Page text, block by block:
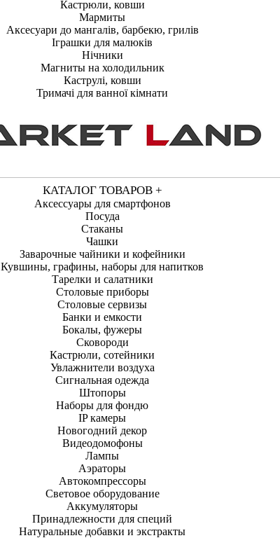
Кастрюли, ковши
Мармиты
Аксесуари до мангалів, барбекю, грилів
Іграшки для малюків
Нічники
Магниты на холодильник
Каструлі, ковши
Тримачі для ванної кімнати
КАТАЛОГ ТОВАРОВ +
Аксессуары для смартфонов
Посуда
Стаканы
Чашки
Заварочные чайники и кофейники
Кувшины, графины, наборы для напитков
Тарелки и салатники
Столовые приборы
Столовые сервизы
Банки и емкости
Бокалы, фужеры
Сковороди
Кастрюли, сотейники
Увлажнители воздуха
Сигнальная одежда
Штопоры
Наборы для фондю
IP камеры
Новогодний декор
Видеодомофоны
Лампы
Аэраторы
Автокомпрессоры
Световое оборудование
Аккумуляторы
Принадлежности для специй
Натуральные добавки и экстракты